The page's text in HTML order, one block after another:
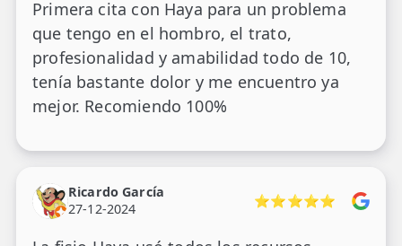
Primera cita con Haya para un problema
que tengo en el hombro, el trato,
profesionalidad y amabilidad todo de 10,
tenía bastante dolor y me encuentro ya
mejor. Recomiendo 100%
Ricardo García
27-12-2024
⭐⭐⭐⭐⭐